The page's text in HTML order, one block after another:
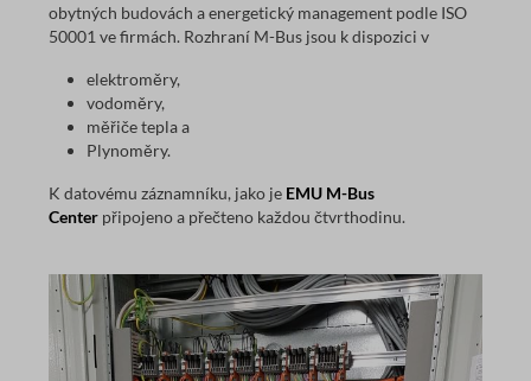
obytných budovách a energetický management podle ISO
50001 ve firmách. Rozhraní M-Bus jsou k dispozici v
elektroměry,
vodoměry,
měřiče tepla a
Plynoměry.
K datovému záznamníku, jako je EMU M-Bus
Center připojeno a přečteno každou čtvrthodinu.